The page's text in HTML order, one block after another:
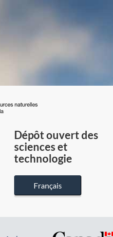
du
Canada
Dépôt ouvert des
sciences et
technologie
Français